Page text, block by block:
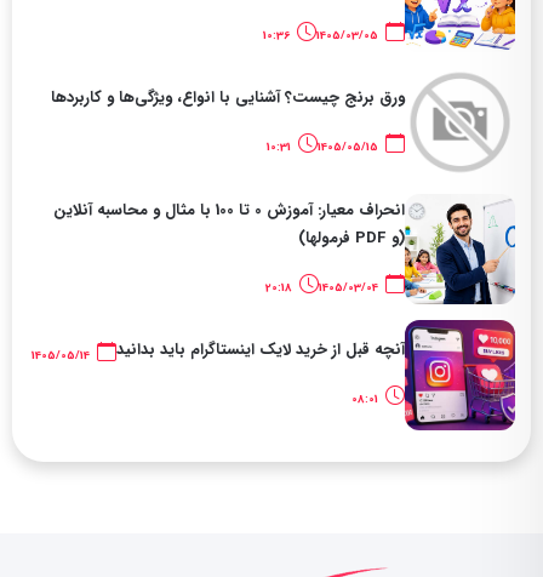
10:36
ورق برنج چیست؟ آشنایی با انواع، ویژگی‌ها و کاربردها
انحراف معیار: آموزش 0 تا 100 با مثال و محاسبه آنلاین
(و PDF فرمولها)
20:18
آنچه قبل از خرید لایک اینستاگرام باید بدانید